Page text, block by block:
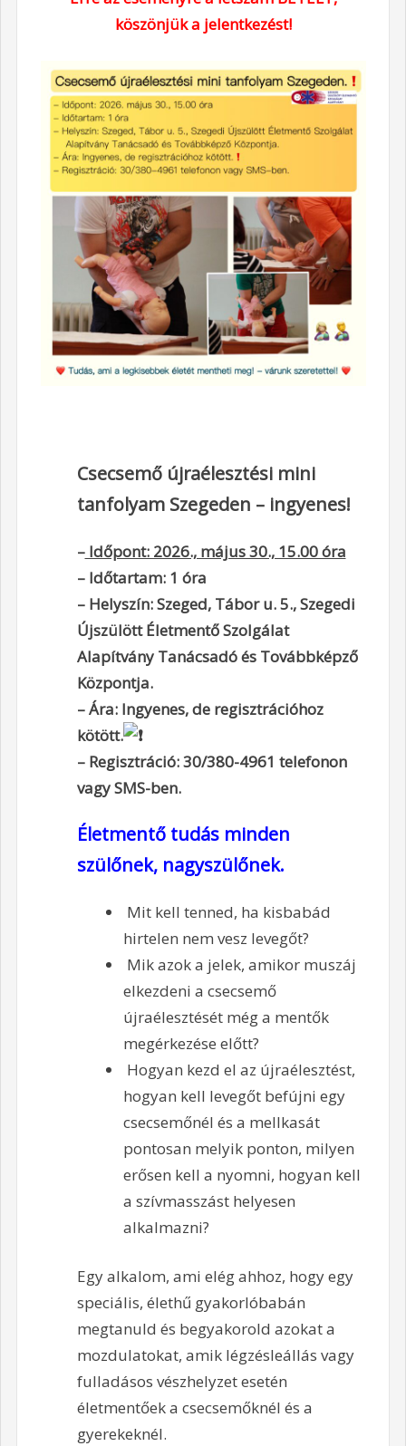
köszönjük a jelentkezést!
Csecsemő újraélesztési mini
tanfolyam Szegeden – ingyenes!
–Időpont: 2026., május 30., 15.00 óra
– Időtartam: 1 óra
– Helyszín: Szeged, Tábor u. 5., Szegedi
Újszülött Életmentő Szolgálat
Alapítvány Tanácsadó és Továbbképző
Központja.
– Ára: Ingyenes, de regisztrációhoz
kötött.
– Regisztráció: 30/380-4961 telefonon
vagy SMS-ben.
Életmentő tudás minden
szülőnek, nagyszülőnek.
Mit kell tenned, ha kisbabád
hirtelen nem vesz levegőt?
Mik azok a jelek, amikor muszáj
elkezdeni a csecsemő
újraélesztését még a mentők
megérkezése előtt?
Hogyan kezd el az újraélesztést,
hogyan kell levegőt befújni egy
csecsemőnél és a mellkasát
pontosan melyik ponton, milyen
erősen kell a nyomni, hogyan kell
a szívmasszást helyesen
alkalmazni?
Egy alkalom, ami elég ahhoz, hogy egy
speciális, élethű gyakorlóbabán
megtanuld és begyakorold azokat a
mozdulatokat, amik légzésleállás vagy
fulladásos vészhelyzet esetén
életmentőek a csecsemőknél és a
gyerekeknél.